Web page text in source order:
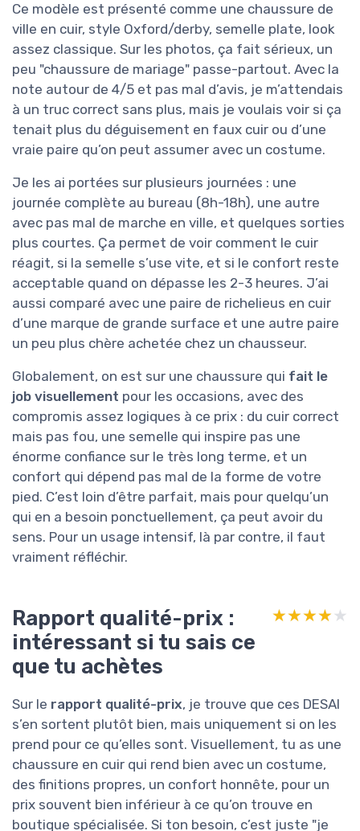
Ce modèle est présenté comme une chaussure de
ville en cuir, style Oxford/derby, semelle plate, look
assez classique. Sur les photos, ça fait sérieux, un
peu "chaussure de mariage" passe-partout. Avec la
note autour de 4/5 et pas mal d’avis, je m’attendais
à un truc correct sans plus, mais je voulais voir si ça
tenait plus du déguisement en faux cuir ou d’une
vraie paire qu’on peut assumer avec un costume.
Je les ai portées sur plusieurs journées : une
journée complète au bureau (8h-18h), une autre
avec pas mal de marche en ville, et quelques sorties
plus courtes. Ça permet de voir comment le cuir
réagit, si la semelle s’use vite, et si le confort reste
acceptable quand on dépasse les 2-3 heures. J’ai
aussi comparé avec une paire de richelieus en cuir
d’une marque de grande surface et une autre paire
un peu plus chère achetée chez un chausseur.
Globalement, on est sur une chaussure qui fait le
job visuellement pour les occasions, avec des
compromis assez logiques à ce prix : du cuir correct
mais pas fou, une semelle qui inspire pas une
énorme confiance sur le très long terme, et un
confort qui dépend pas mal de la forme de votre
pied. C’est loin d’être parfait, mais pour quelqu’un
qui en a besoin ponctuellement, ça peut avoir du
sens. Pour un usage intensif, là par contre, il faut
vraiment réfléchir.
Rapport qualité-prix :
intéressant si tu sais ce
que tu achètes
★★★★★
★★★★★
Sur le rapport qualité-prix, je trouve que ces DESAI
s’en sortent plutôt bien, mais uniquement si on les
prend pour ce qu’elles sont. Visuellement, tu as une
chaussure en cuir qui rend bien avec un costume,
des finitions propres, un confort honnête, pour un
prix souvent bien inférieur à ce qu’on trouve en
boutique spécialisée. Si ton besoin, c’est juste "je